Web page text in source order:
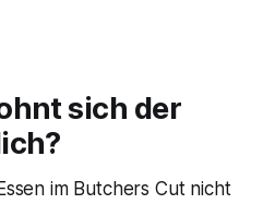
sich der
im Butchers Cut nicht